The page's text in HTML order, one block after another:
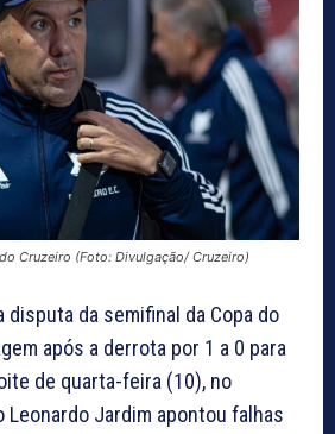
Cruzeiro (Foto: Divulgação/ Cruzeiro)
disputa da semifinal da Copa do
após a derrota por 1 a 0 para
de quarta-feira (10), no
Leonardo Jardim apontou falhas